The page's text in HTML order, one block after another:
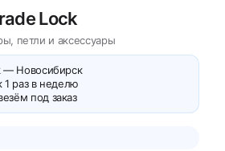
Lock
петли и аксессуары
— Новосибирск
1 раз в неделю
под заказ